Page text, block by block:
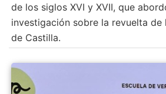
de los siglos XVI y XVII, que
investigación sobre la revuelta de
de Castilla.